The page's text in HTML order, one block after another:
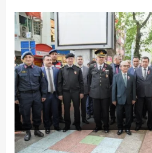
“Yaya Öncelikli Trafik